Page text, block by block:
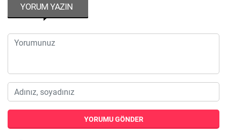
YORUM YAZIN
YORUMU GÖNDER